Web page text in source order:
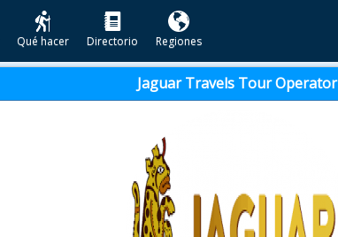
Qué hacer Directorio Regiones
Jaguar Travels Tour Operator